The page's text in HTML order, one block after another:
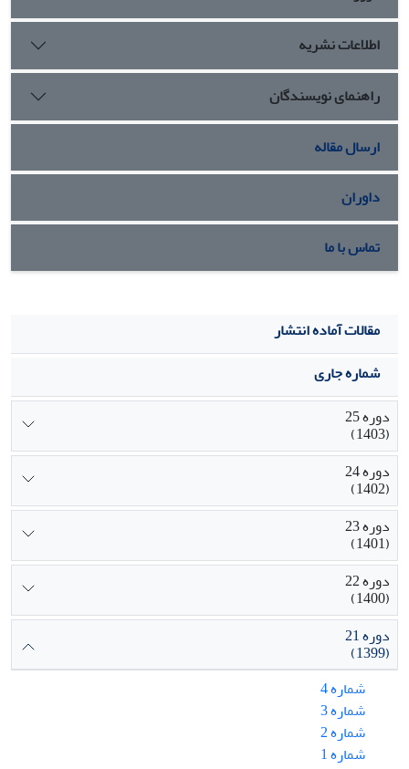
اطلاعات نشریه
راهنمای نویسندگان
ارسال مقاله
داوران
تماس با ما
مقالات آماده انتشار
شماره جاری
دوره 25
(1403)
دوره 24
(1402)
دوره 23
(1401)
دوره 22
(1400)
دوره 21
(1399)
شماره 4
شماره 3
شماره 2
شماره 1